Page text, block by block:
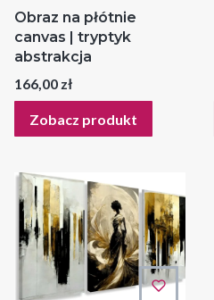
Obraz na płótnie
canvas | tryptyk
abstrakcja
Cena
166,00 zł
Zobacz produkt